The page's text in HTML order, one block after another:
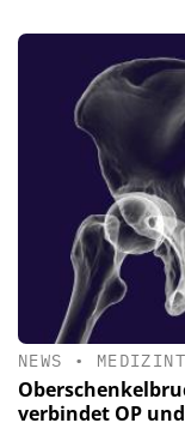
NEWS •
verbindet OP